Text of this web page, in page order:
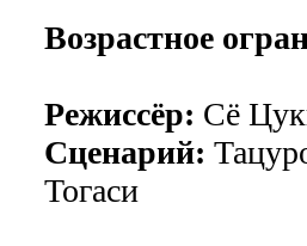
Возрастное
Режиссёр: Сё
Сценарий:
Тогаси